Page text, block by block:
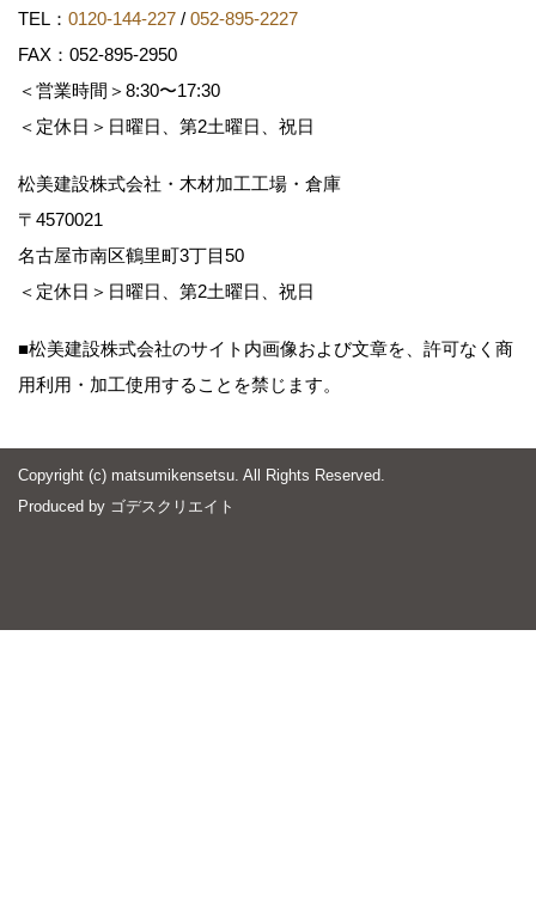
TEL： 0120-144-227 / 052-895-2227
FAX：052-895-2950
＜営業時間＞8:30〜17:30
＜定休日＞日曜日、第2土曜日、祝日
松美建設株式会社・木材加工工場・倉庫
〒4570021
名古屋市南区鶴里町3丁目50
＜定休日＞日曜日、第2土曜日、祝日
■松美建設株式会社のサイト内画像および文章を、許可なく商
用利用・加工使用することを禁じます。
Copyright (c) matsumikensetsu. All Rights Reserved.
Produced by ゴデスクリエイト